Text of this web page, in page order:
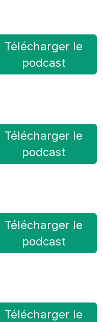
Télécharger le
podcast
Télécharger le
podcast
Télécharger le
podcast
Télécharger le